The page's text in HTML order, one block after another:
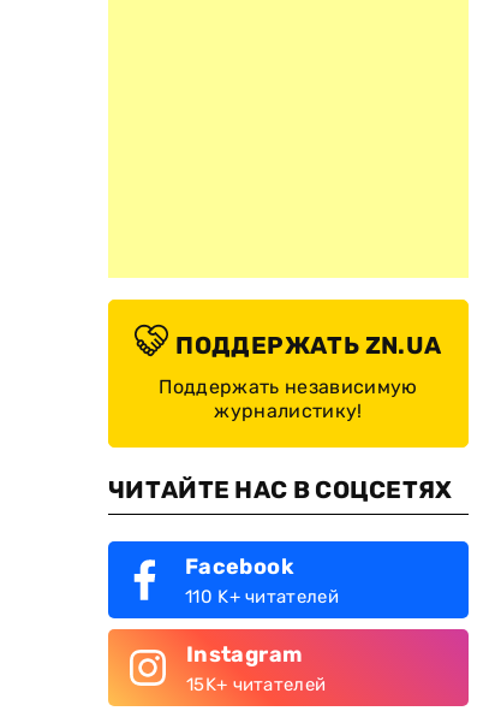
ПОДДЕРЖАТЬ ZN.UA
Поддержать независимую
журналистику!
ЧИТАЙТЕ НАС В СОЦСЕТЯХ
Facebook
110 K+ читателей
Instagram
15K+ читателей